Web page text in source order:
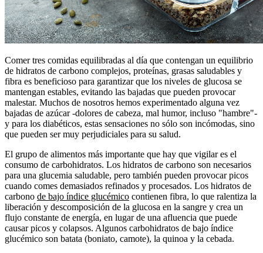
Comer tres comidas equilibradas al día que contengan un equilibrio
de hidratos de carbono complejos, proteínas, grasas saludables y
fibra es beneficioso para garantizar que los niveles de glucosa se
mantengan estables, evitando las bajadas que pueden provocar
malestar. Muchos de nosotros hemos experimentado alguna vez
bajadas de azúcar -dolores de cabeza, mal humor, incluso "hambre"-
y para los diabéticos, estas sensaciones no sólo son incómodas, sino
que pueden ser muy perjudiciales para su salud.
El grupo de alimentos más importante que hay que vigilar es el
consumo de carbohidratos. Los hidratos de carbono son necesarios
para una glucemia saludable, pero también pueden provocar picos
cuando comes demasiados refinados y procesados. Los hidratos de
carbono de bajo índice glucémico contienen fibra, lo que ralentiza la
liberación y descomposición de la glucosa en la sangre y crea un
flujo constante de energía, en lugar de una afluencia que puede
causar picos y colapsos. Algunos carbohidratos de bajo índice
glucémico son batata (boniato, camote), la quinoa y la cebada.